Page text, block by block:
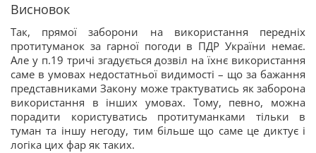
Висновок
Так, прямої заборони на використання передніх
протитуманок за гарної погоди в ПДР України немає.
Але у п.19 тричі згадується дозвіл на їхнє використання
саме в умовах недостатньої видимості – що за бажання
представниками Закону може трактуватись як заборона
використання в інших умовах. Тому, певно, можна
порадити користуватись протитуманками тільки в
туман та іншу негоду, тим більше що саме це диктує і
логіка цих фар як таких.